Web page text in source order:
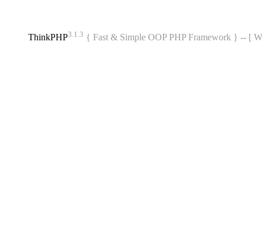
ThinkPHP3.1.3 { Fast & Simple OOP PHP Framework } -- [